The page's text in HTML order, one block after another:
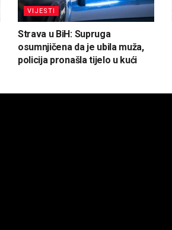
VIJESTI
Strava u BiH: Supruga
osumnjičena da je ubila muža,
policija pronašla tijelo u kući